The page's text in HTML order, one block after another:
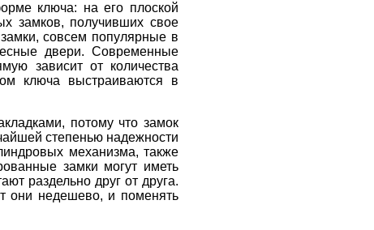
ключа: на его плоской
замков, получивших свое
совсем популярные в
двери. Современные
зависит от количества
ключа выстраиваются в
потому что замок
степенью надежности
механизма, также
замки могут иметь
раздельно друг от друга.
они недешево, и поменять